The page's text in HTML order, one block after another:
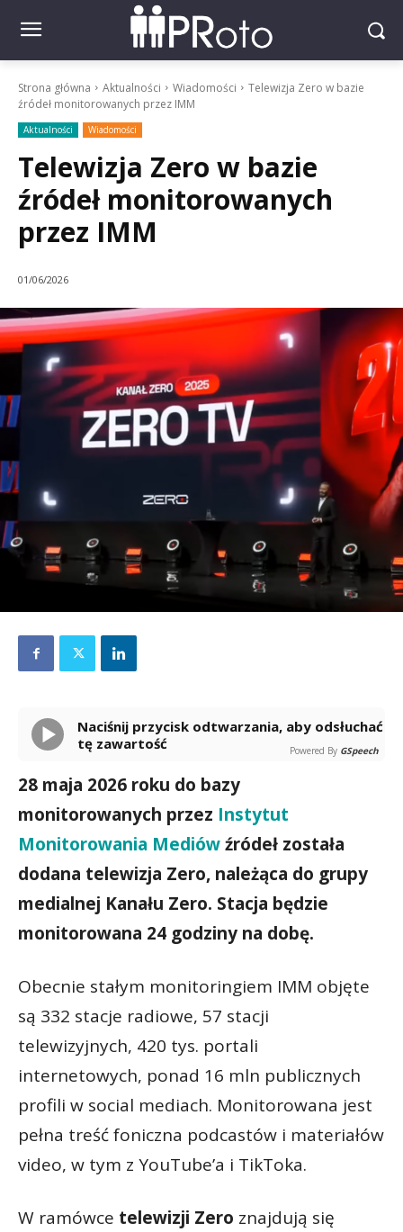
Strona główna Aktualności Wiadomości
Telewizja Zero w bazie
źródeł monitorowanych przez IMM
Aktualności Wiadomości
Telewizja Zero w bazie
źródeł monitorowanych
przez IMM
01/06/2026
Naciśnij przycisk odtwarzania, aby odsłuchać
tę zawartość
Powered By GSpeech
28 maja 2026 roku do bazy
monitorowanych przez Instytut
Monitorowania Mediówźródeł została
dodana telewizja Zero, należąca do grupy
medialnej Kanału Zero. Stacja będzie
monitorowana 24 godziny na dobę.
Obecnie stałym monitoringiem IMM objęte
są 332 stacje radiowe, 57 stacji
telewizyjnych, 420 tys. portali
internetowych, ponad 16 mln publicznych
profili w social mediach. Monitorowana jest
pełna treść foniczna podcastów i materiałów
video, w tym z YouTube’a i TikToka.
W ramówce telewizji Zero znajdują się